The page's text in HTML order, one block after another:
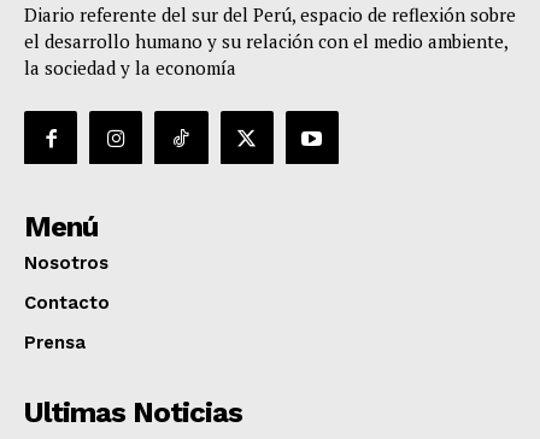
Diario referente del sur del Perú, espacio de reflexión sobre
el desarrollo humano y su relación con el medio ambiente,
la sociedad y la economía
Menú
Nosotros
Contacto
Prensa
Ultimas Noticias